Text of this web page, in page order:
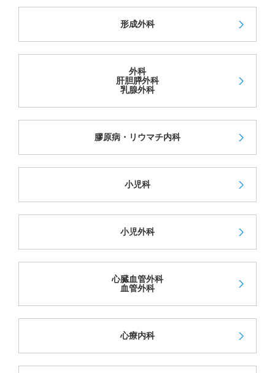
形成外科
外科
肝胆膵外科
乳腺外科
膠原病・リウマチ内科
小児科
小児外科
心臓血管外科
血管外科
心療内科